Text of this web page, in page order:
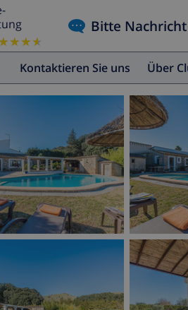
Bitte
Kontaktieren Sie uns Über